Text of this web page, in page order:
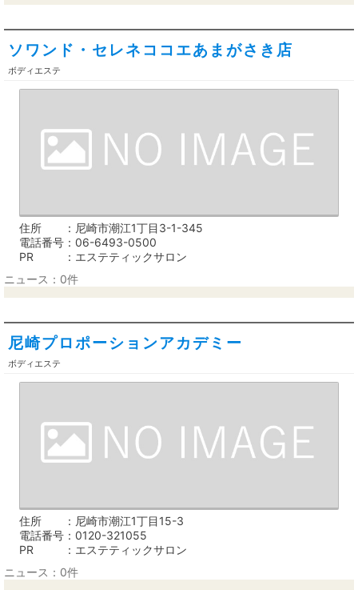
ソワンド・セレネココエあまがさき店
ボディエステ
住所
尼崎市潮江1丁目3-1-345
電話番号
06-6493-0500
PR
エステティックサロン
ニュース：0件
尼崎プロポーションアカデミー
ボディエステ
住所
尼崎市潮江1丁目15-3
電話番号
0120-321055
PR
エステティックサロン
ニュース：0件